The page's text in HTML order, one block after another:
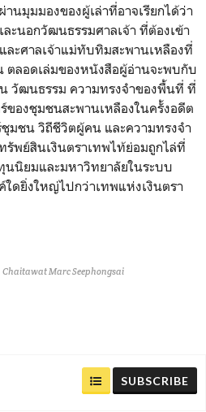
นมุมมองของผู้เล่าที่อาจเรียกได้ว่า
นอกวัฒนธรรมศาลเจ้า ที่ต้องเข้า
ะศาลเจ้าแม่ทับทิมสะพานเหลืองที่
ตลอดเล่มของหนังสือผู้อ่านจะพบกับ
น วัฒนธรรม ความทรงจำของพื้นที่ ที่
ของชุมชนสะพานเหลืองในครั้งอดีต
มชน วิถีชีวิตผู้คน และความทรงจำ
พย์สินเงินตราเทพไท้ย่อมถูกไล่ที่
นนิยมและมหาวิทยาลัยในระบบ
ดยิ่งใหญ่ไปกว่าเทพแห่งเงินตรา
Chaitawat Marc Seephongsai
SUBSCRIBE